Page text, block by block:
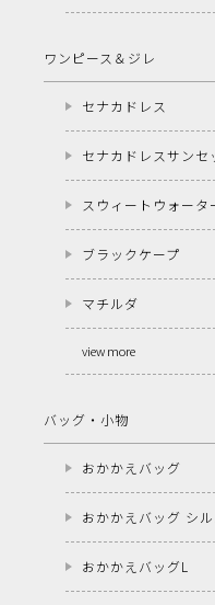
ワンピース＆ジレ
セナカドレス
セナカドレスサンセ
スウィートウォータ
ブラックケープ
マチルダ
view more
バッグ・小物
おかかえバッグ
おかかえバッグ シ
おかかえバッグL